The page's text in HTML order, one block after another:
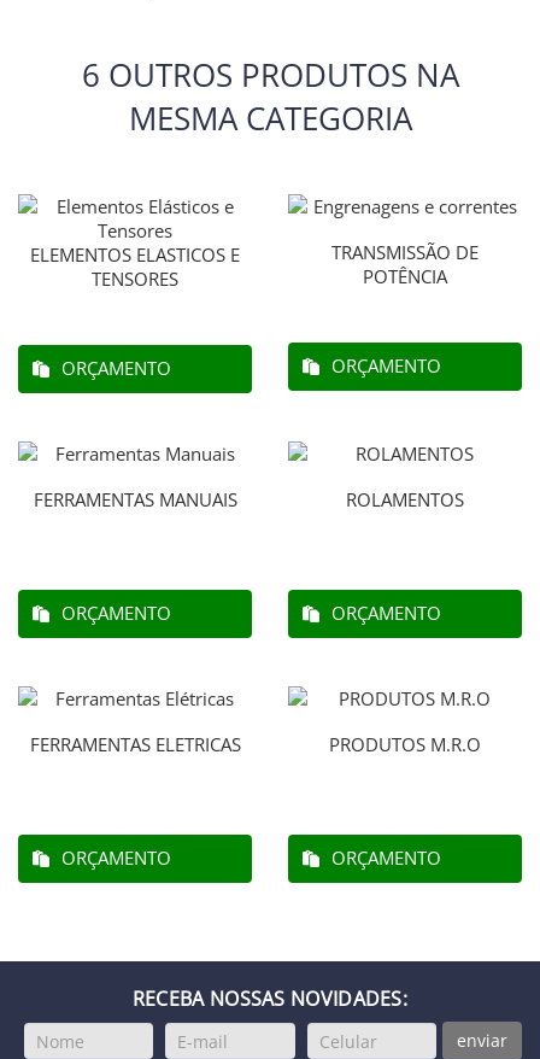
6 OUTROS PRODUTOS NA
MESMA CATEGORIA
ELEMENTOS ELASTICOS E
TENSORES
ORÇAMENTO
TRANSMISSÃO DE
POTÊNCIA
ORÇAMENTO
FERRAMENTAS MANUAIS
ORÇAMENTO
ROLAMENTOS
ORÇAMENTO
FERRAMENTAS ELETRICAS
ORÇAMENTO
PRODUTOS M.R.O
ORÇAMENTO
RECEBA NOSSAS NOVIDADES:
enviar